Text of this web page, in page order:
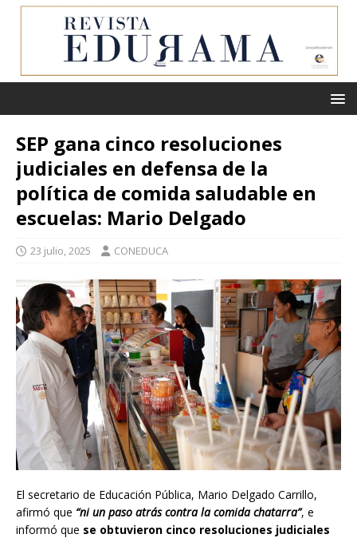
SEP gana cinco resoluciones
judiciales en defensa de la
política de comida saludable en
escuelas: Mario Delgado
23 julio, 2025 CONEDUCA
El secretario de Educación Pública, Mario Delgado Carrillo,
afirmó que “ni un paso atrás contra la comida chatarra”, e
informó que se obtuvieron cinco resoluciones judiciales